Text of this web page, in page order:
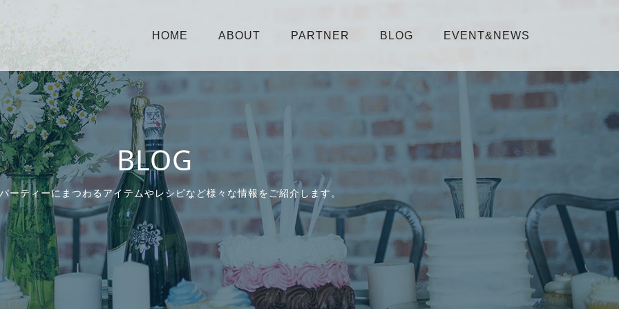
HOME ABOUT PARTNER BLOG EVENT&NEWS
BLOG
ーティーにまつわるアイテムやレシピなど様々な情報をご紹介します。